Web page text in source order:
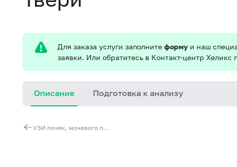
Для заказа услуги заполните форму и наш
заявки. Или обратитесь в Контакт-центр Хеликс
Описание Подготовка к анализу
УЗИ почек, мочевого пузыря, предстательной железы с определением остаточной мочи (трансабдоминально)